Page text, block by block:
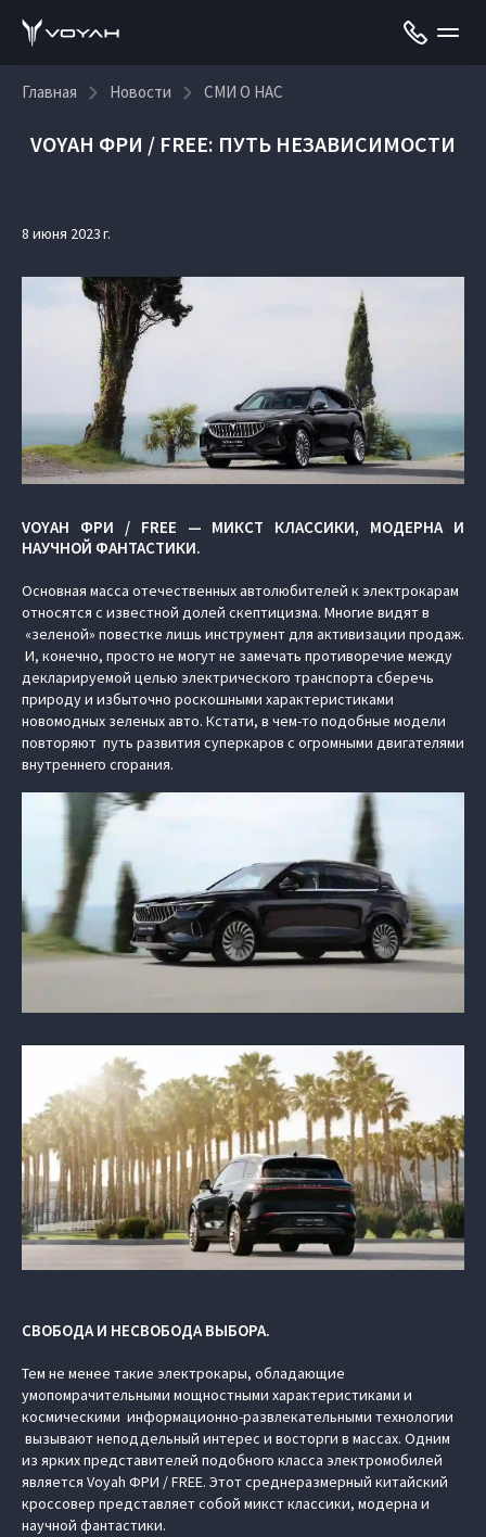
Главная Новости СМИ О НАС
VOYAH ФРИ / FREE: ПУТЬ НЕЗАВИСИМОСТИ
8 июня 2023 г.
VOYAH ФРИ / FREE — МИКСТ КЛАССИКИ, МОДЕРНА И
НАУЧНОЙ ФАНТАСТИКИ.
Основная масса отечественных автолюбителей к электрокарам
относятся с известной долей скептицизма. Многие видят в
«зеленой» повестке лишь инструмент для активизации продаж.
И, конечно, просто не могут не замечать противоречие между
декларируемой целью электрического транспорта сберечь
природу и избыточно роскошными характеристиками
новомодных зеленых авто. Кстати, в чем-то подобные модели
повторяют путь развития суперкаров с огромными двигателями
внутреннего сгорания.
СВОБОДА И НЕСВОБОДА ВЫБОРА.
Тем не менее такие электрокары, обладающие
умопомрачительными мощностными характеристиками и
космическими информационно-развлекательными технологии
вызывают неподдельный интерес и восторги в массах. Одним
из ярких представителей подобного класса электромобилей
является Voyah ФРИ / FREE. Этот среднеразмерный китайский
кроссовер представляет собой микст классики, модерна и
научной фантастики.